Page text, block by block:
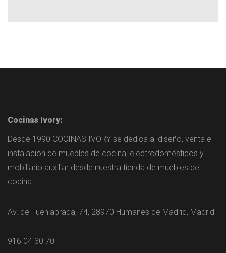
Cocinas Ivory:
Desde 1990 COCINAS IVORY se dedica al diseño, venta e
instalación de muebles de cocina, electrodomésticos y
mobiliario auxiliar desde nuestra tienda de muebles de
cocina.
Av. de Fuenlabrada, 74, 28970 Humanes de Madrid, Madrid
916 04 30 70